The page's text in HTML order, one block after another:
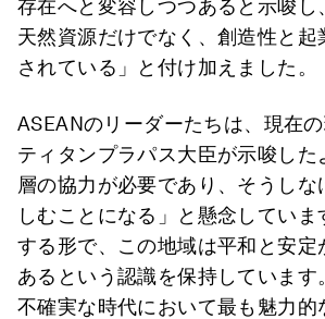
存在へと変容しつつあると示唆し
天然資源だけでなく、創造性と起
されている」と付け加えました。
ASEANのリーダーたちは、現在
ティタンプラパス大臣が示唆した
層の協力が必要であり、そうしな
しむことになる」と懸念してい
する形で、この地域は平和と安定
あるという認識を保持しています
不確実な時代において最も魅力的